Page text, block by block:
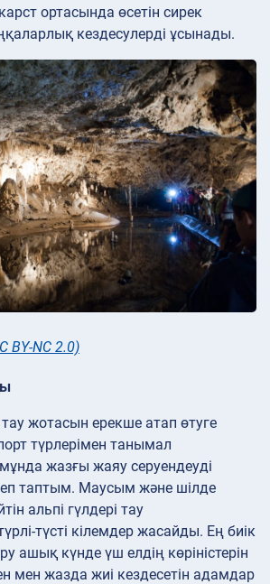
ортасында өсетін сирек
кездесулерді ұсынады.
BY-NC 2.0)
тау жотасын ерекше атап өтуге
түрлерімен танымал
жазғы жаяу серуендеуді
таптым. Маусым және шілде
альпі гүлдері тау
түсті кілемдер жасайды. Ең биік
ашық күнде үш елдің көріністерін
мен жазда жиі кездесетін адамдар